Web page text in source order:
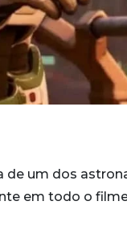
de um dos
em todo o